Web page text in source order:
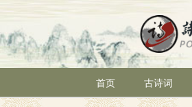
首页 古诗词